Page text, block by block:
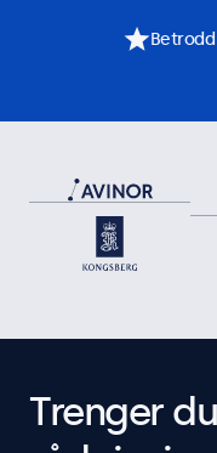
Trenger